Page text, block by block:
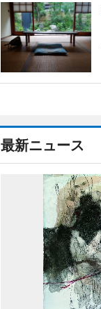
最新ニュース